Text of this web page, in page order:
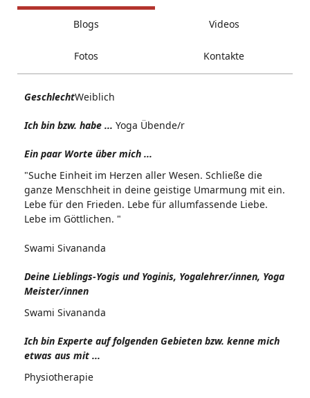
Blogs Videos
Fotos Kontakte
GeschlechtWeiblich
Ich bin bzw. habe ... Yoga Übende/r
Ein paar Worte über mich ...
"Suche Einheit im Herzen aller Wesen. Schließe die
ganze Menschheit in deine geistige Umarmung mit ein.
Lebe für den Frieden. Lebe für allumfassende Liebe.
Lebe im Göttlichen. "
Swami Sivananda
Deine Lieblings-Yogis und Yoginis, Yogalehrer/innen, Yoga
Meister/innen
Swami Sivananda
Ich bin Experte auf folgenden Gebieten bzw. kenne mich
etwas aus mit ...
Physiotherapie